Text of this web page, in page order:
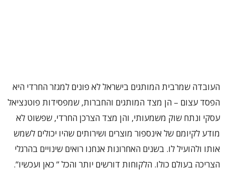
העובדה שמרבית המותגים בישראל לא פונים למגזר החרדי היא
הפסד עצום – הן מצד המותגים והחברות, שמפסידות פוטנציאל
עסקי ונתח שוק משמעותי, והן מצד הצרכן החרדי, שפשוט לא
מודע לקיומם של אינספור מוצרים ושירותים שהיו יכולים לשמש
אותו ולהועיל לו. בשנים האחרונות אנחנו רואים שינויים בהרגלי
הצריכה בעולם כולו. הלקוחות דורשים יותר והכל ” כאן ועכשיו”.